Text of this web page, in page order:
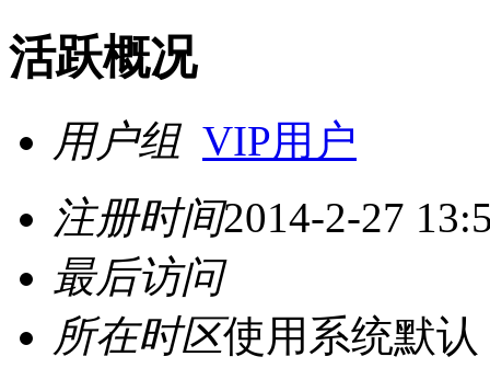
活跃概况
用户组 VIP用户
注册时间2014-2-27
最后访问
所在时区使用系统默认